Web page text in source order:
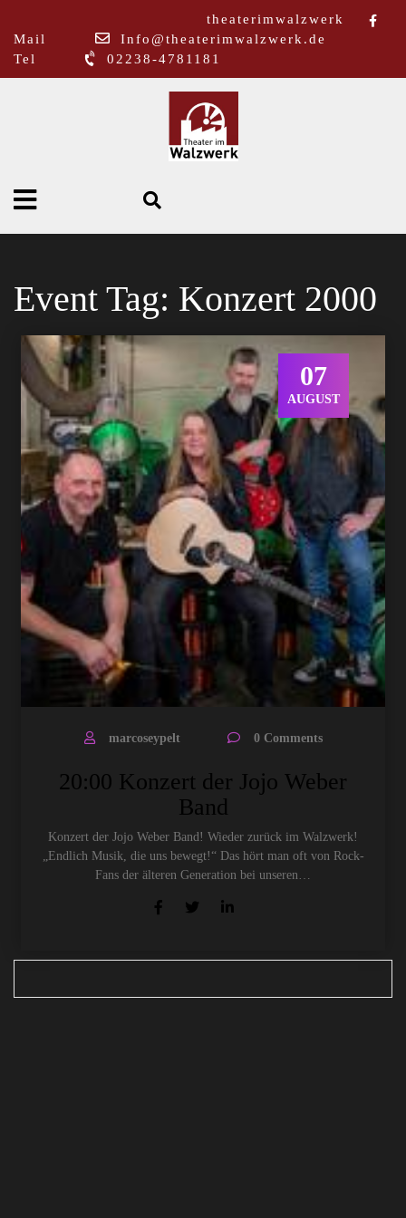
theaterimwalzwerk
Mail
Info@theaterimwalzwerk.de
Tel
02238-4781181
Event Tag: Konzert 2000
07
AUGUST
marcoseypelt 0 Comments
20:00 Konzert der Jojo Weber
Band
Konzert der Jojo Weber Band! Wieder zurück im Walzwerk!
„Endlich Musik, die uns bewegt!“ Das hört man oft von Rock-
Fans der älteren Generation bei unseren…